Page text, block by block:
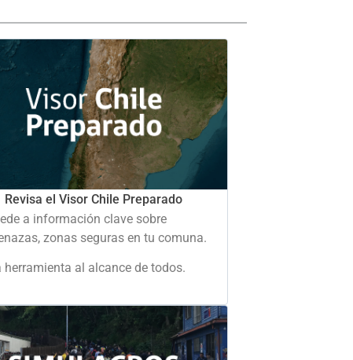
Revisa el Visor Chile Preparado
a información clave sobre
zonas seguras en tu comuna.
herramienta al alcance de todos.